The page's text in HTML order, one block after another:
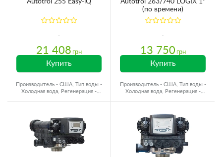
Autotrol 255 Easy-iQ
21 408 грн
Купить
Производитель - США, Тип воды -
Холодная вода, Регенерация -
Autotrol 263/740 LOGIX 1''
(по времени)
13 750 грн
Купить
Производитель - США, Тип воды -
Холодная вода, Регенерация -